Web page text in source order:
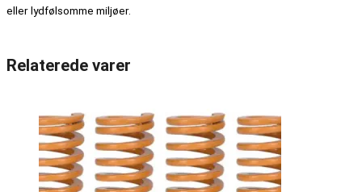
eller lydfølsomme miljøer.
Relaterede varer